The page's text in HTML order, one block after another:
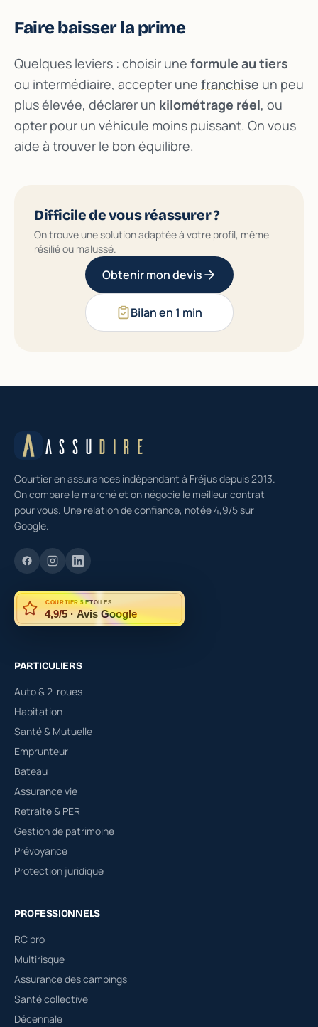
Faire baisser la prime
Quelques leviers : choisir une formule au tiers
ou intermédiaire, accepter une franchise un peu
plus élevée, déclarer un kilométrage réel, ou
opter pour un véhicule moins puissant. On vous
aide à trouver le bon équilibre.
Difficile de vous réassurer ?
On trouve une solution adaptée à votre profil, même
résilié ou malussé.
Obtenir mon devis
Bilan en 1 min
ASSU DIRE
Courtier en assurances indépendant à Fréjus depuis 2013.
On compare le marché et on négocie le meilleur contrat
pour vous. Une relation de confiance, notée 4,9/5 sur
Google.
COURTIER 5 ÉTOILES
4,9/5 · Avis Google
PARTICULIERS
Auto & 2-roues
Habitation
Santé & Mutuelle
Emprunteur
Bateau
Assurance vie
Retraite & PER
Gestion de patrimoine
Prévoyance
Protection juridique
PROFESSIONNELS
RC pro
Multirisque
Assurance des campings
Santé collective
Décennale